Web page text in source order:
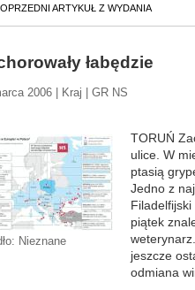
ARTYKUŁ Z WYDANIA
łabędzie
2006 | Kraj | GR NS
Nieznane
TORUŃ
ulice. W
ptasią
Jedno z
Filadelfijski
piątek
jeszcze
odmiana